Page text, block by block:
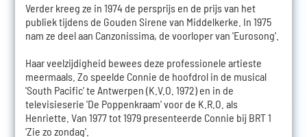
Verder kreeg ze in 1974 de persprijs en de prijs van het
publiek tijdens de Gouden Sirene van Middelkerke. In 1975
nam ze deel aan Canzonissima, de voorloper van 'Eurosong'.
Haar veelzijdigheid bewees deze professionele artieste
meermaals. Zo speelde Connie de hoofdrol in de musical
'South Pacific' te Antwerpen (K.V.O. 1972) en in de
televisieserie 'De Poppenkraam' voor de K.R.O. als
Henriette. Van 1977 tot 1979 presenteerde Connie bij BRT 1
'Zie zo zondag'.